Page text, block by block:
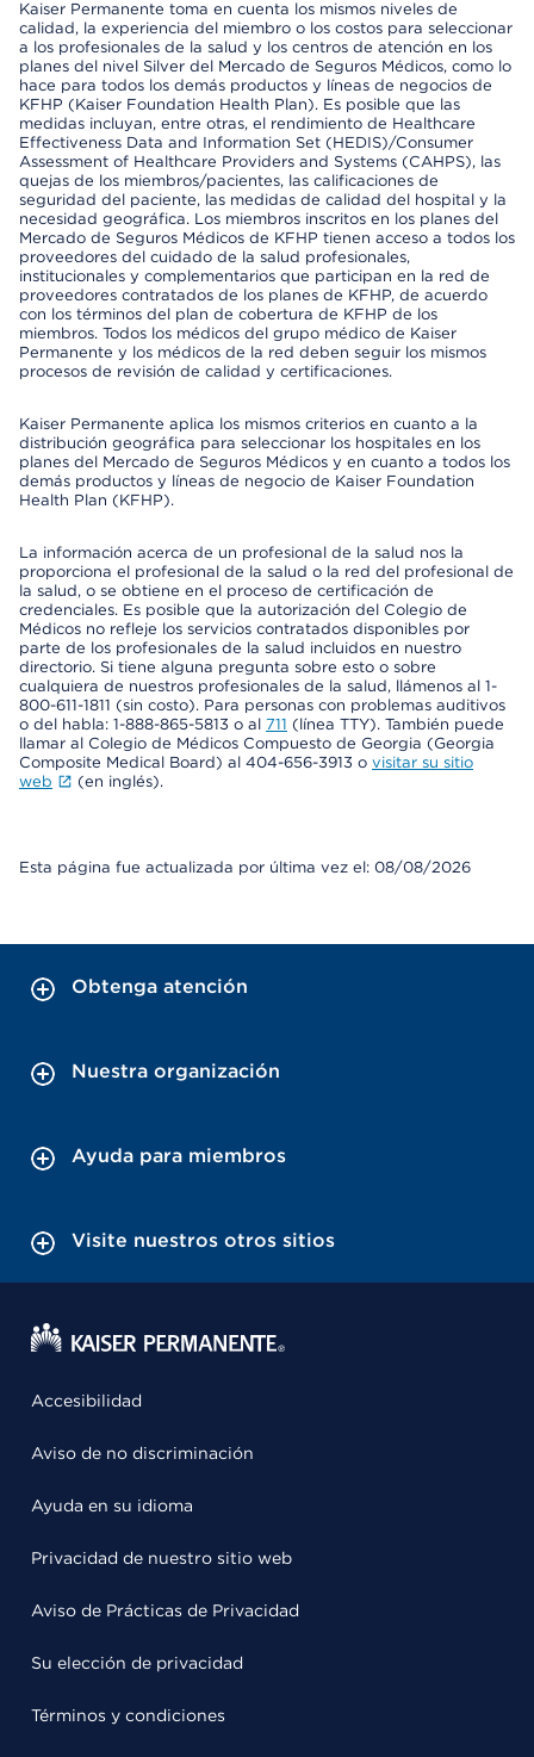
Kaiser Permanente toma en cuenta los mismos niveles de
calidad, la experiencia del miembro o los costos para seleccionar
a los profesionales de la salud y los centros de atención en los
planes del nivel Silver del Mercado de Seguros Médicos, como lo
hace para todos los demás productos y líneas de negocios de
KFHP (Kaiser Foundation Health Plan). Es posible que las
medidas incluyan, entre otras, el rendimiento de Healthcare
Effectiveness Data and Information Set (HEDIS)/Consumer
Assessment of Healthcare Providers and Systems (CAHPS), las
quejas de los miembros/pacientes, las calificaciones de
seguridad del paciente, las medidas de calidad del hospital y la
necesidad geográfica. Los miembros inscritos en los planes del
Mercado de Seguros Médicos de KFHP tienen acceso a todos los
proveedores del cuidado de la salud profesionales,
institucionales y complementarios que participan en la red de
proveedores contratados de los planes de KFHP, de acuerdo
con los términos del plan de cobertura de KFHP de los
miembros. Todos los médicos del grupo médico de Kaiser
Permanente y los médicos de la red deben seguir los mismos
procesos de revisión de calidad y certificaciones.
Kaiser Permanente aplica los mismos criterios en cuanto a la
distribución geográfica para seleccionar los hospitales en los
planes del Mercado de Seguros Médicos y en cuanto a todos los
demás productos y líneas de negocio de Kaiser Foundation
Health Plan (KFHP).
La información acerca de un profesional de la salud nos la
proporciona el profesional de la salud o la red del profesional de
la salud, o se obtiene en el proceso de certificación de
credenciales. Es posible que la autorización del Colegio de
Médicos no refleje los servicios contratados disponibles por
parte de los profesionales de la salud incluidos en nuestro
directorio. Si tiene alguna pregunta sobre esto o sobre
cualquiera de nuestros profesionales de la salud, llámenos al 1-
800-611-1811 (sin costo). Para personas con problemas auditivos
o del habla: 1-888-865-5813 o al 711 (línea TTY). También puede
llamar al Colegio de Médicos Compuesto de Georgia (Georgia
Composite Medical Board) al 404-656-3913 o visitar su sitio
web
(en inglés).
Esta página fue actualizada por última vez el: 08/08/2026
Obtenga atención
Nuestra organización
Ayuda para miembros
Visite nuestros otros sitios
Accesibilidad
Aviso de no discriminación
Ayuda en su idioma
Privacidad de nuestro sitio web
Aviso de Prácticas de Privacidad
Su elección de privacidad
Términos y condiciones